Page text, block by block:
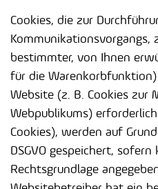
Cookies, die zur
Kommunikationsvorgangs,
bestimmter, von Ihnen
für die
Website (z. B. Cookies zur
Webpublikums)
Cookies), werden auf
DSGVO gespeichert, sofern
Rechtsgrundlage